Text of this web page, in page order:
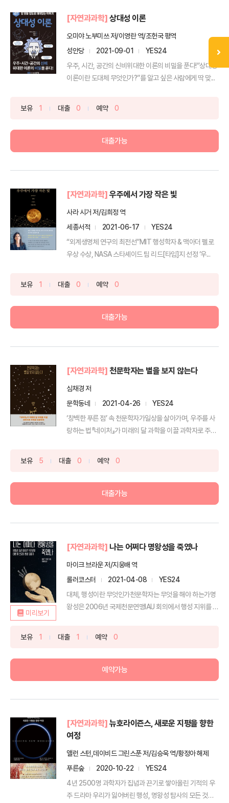
[자연과과학] 상대성 이론
오미야 노부미쓰 저/이영란 역/조헌국 평역
성안당
2021-09-01
YES24
우주, 시간, 공간의 신비위대한 이론의 비밀을 푼다!“상대성
이론이란 도대체 무엇인가?”를 알고 싶은 사람에게 딱 맞...
보유 1 대출 0 예약 0
대출가능
[자연과과학] 우주에서 가장 작은 빛
사라 시거 저/김희정 역
세종서적
2021-06-17
YES24
“외계생명체 연구의 최전선”MIT 행성학자 & 맥아더 펠로
우상 수상, NASA 스타셰이드 팀 리드[타임]지 선정 ‘우...
보유 1 대출 0 예약 0
대출가능
[자연과과학] 천문학자는 별을 보지 않는다
심채경 저
문학동네
2021-04-26
YES24
‘창백한 푸른 점’ 속 천문학자가일상을 살아가며, 우주를 사
랑하는 법『네이처』가 미래의 달 과학을 이끌 과학자로 주
보유 5 대출 0 예약 0
대출가능
미리보기
[자연과과학] 나는 어쩌다 명왕성을 죽였나
마이크 브라운 저/지웅배 역
롤러코스터
2021-04-08
YES24
대체, 행성이란 무엇인가천문학자는 무엇을 해야 하는가명
왕성은 2006년 국제천문연맹IAU 회의에서 행성 지위를 박
보유 1 대출 1 예약 0
예약가능
[자연과과학] 뉴호라이즌스, 새로운 지평을 향한
여정
앨런 스턴,데이비드 그린스푼 저/김승욱 역/황정아 해제
푸른숲
2020-10-22
YES24
4년 2500명 과학자가 집념과 끈기로 쌓아올린 기적의 우
주 드라마 우리가 잃어버린 행성, 명왕성 탐사의 모든 것명